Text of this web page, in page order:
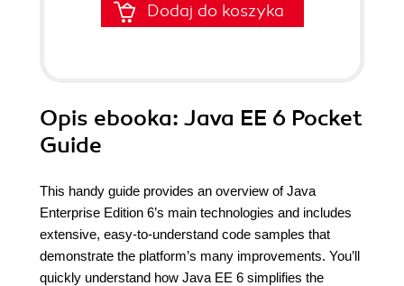
Dodaj do koszyka
Opis ebooka: Java EE 6 Pocket
Guide
This handy guide provides an overview of Java
Enterprise Edition 6’s main technologies and includes
extensive, easy-to-understand code samples that
demonstrate the platform’s many improvements. You’ll
quickly understand how Java EE 6 simplifies the